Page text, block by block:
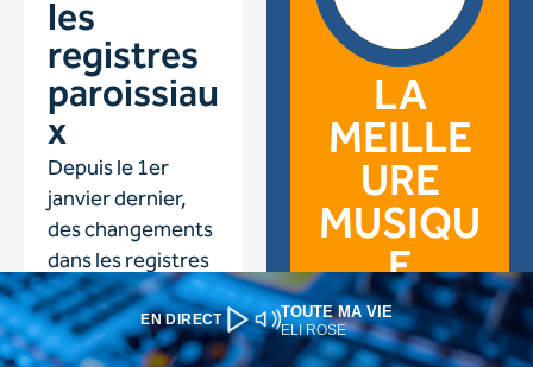
EN DIRECT TOUTE MA VIE
ELI ROSE